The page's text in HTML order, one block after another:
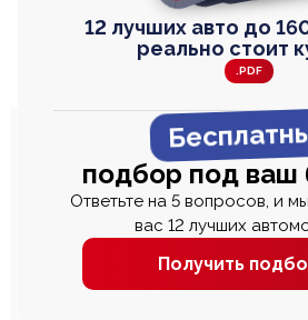
12 лучших авто до
реально стоит
.PDF
подбор под
Ответьте на 5 вопросов, и
вас 12 лучших
Получить